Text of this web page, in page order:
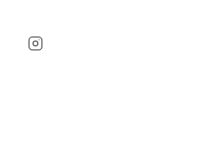
Instagram